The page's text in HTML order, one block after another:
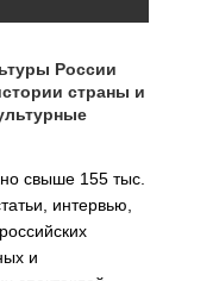
России
страны и
свыше 155 тыс.
интервью,
и